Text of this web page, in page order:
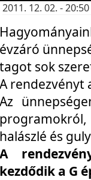
2011. 12. 02. -
évzáró
tagot sok
A rendezvényt
Az
halászlé és
A
kezdődik a G